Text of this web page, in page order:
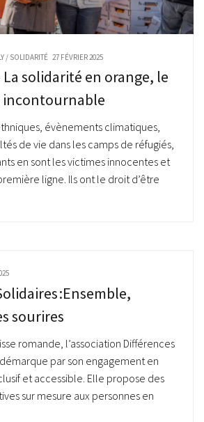
/ SOLIDARITÉ 27 FÉVRIER 2025
solidarité en orange, le
incontournable
évènements climatiques,
de vie dans les camps de réfugiés,
en sont les victimes innocentes et
ligne. Ils ont le droit d’être
:Ensemble,
sourires
romande, l’association Différences
par son engagement en
et accessible. Elle propose des
sur mesure aux personnes en